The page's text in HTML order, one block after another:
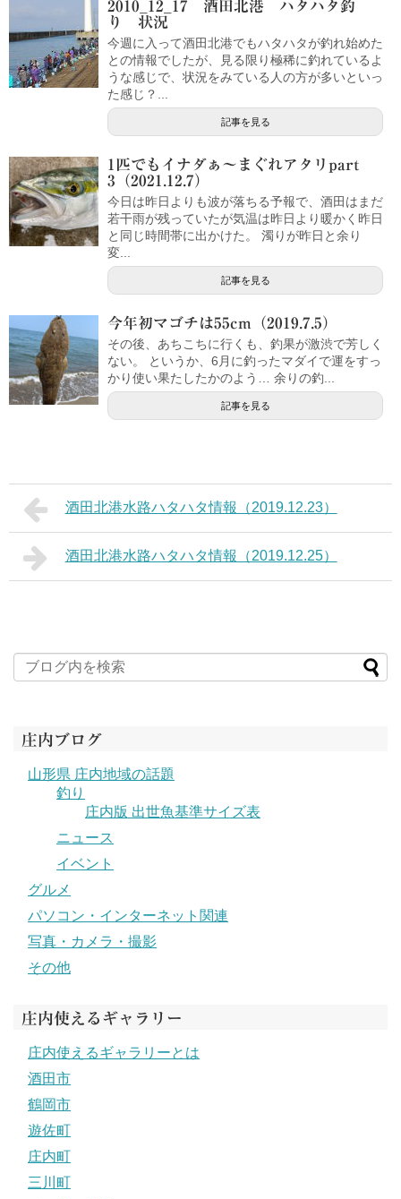
2010_12_17 酒田北港 ハタハタ釣
り 状況
今週に入って酒田北港でもハタハタが釣れ始めた
との情報でしたが、見る限り極稀に釣れているよ
うな感じで、状況をみている人の方が多いといっ
た感じ？...
記事を見る
1匹でもイナダぁ～まぐれアタリpart
3（2021.12.7）
今日は昨日よりも波が落ちる予報で、酒田はまだ
若干雨が残っていたが気温は昨日より暖かく昨日
と同じ時間帯に出かけた。 濁りが昨日と余り
変...
記事を見る
今年初マゴチは55cm（2019.7.5）
その後、あちこちに行くも、釣果が激渋で芳しく
ない。 というか、6月に釣ったマダイで運をすっ
かり使い果たしたかのよう… 余りの釣...
記事を見る
酒田北港水路ハタハタ情報（2019.12.23）
酒田北港水路ハタハタ情報（2019.12.25）
庄内ブログ
山形県 庄内地域の話題
釣り
庄内版 出世魚基準サイズ表
ニュース
イベント
グルメ
パソコン・インターネット関連
写真・カメラ・撮影
その他
庄内使えるギャラリー
庄内使えるギャラリーとは
酒田市
鶴岡市
遊佐町
庄内町
三川町